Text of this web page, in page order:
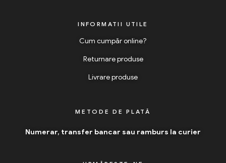
INFORMATII UTILE
Cum cumpăr online?
Returnare produse
Livrare produse
METODE DE PLATĂ
Numerar, transfer bancar sau ramburs la curier